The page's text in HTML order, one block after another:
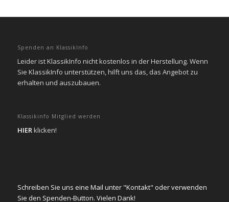
Spenden an KlassikInfo
Leider ist KlassikInfo nicht kostenlos in der Herstellung. Wenn
Sie KlassikInfo unterstützen, hilft uns das, das Angebot zu
erhalten und auszubauen.
Klassikinfo Mitglied werden
HIERklicken!
Schreiben Sie uns eine Mail unter "Kontakt" oder verwenden
Sie den Spenden-Button. Vielen Dank!